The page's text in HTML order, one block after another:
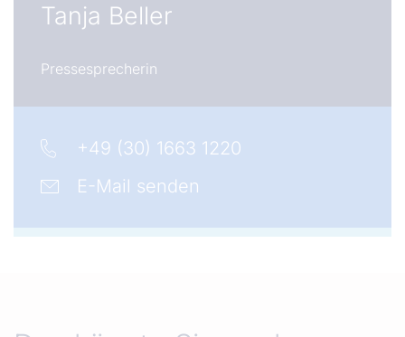
Tanja Beller
Pressesprecherin
+49 (30) 1663 1220
E-Mail senden